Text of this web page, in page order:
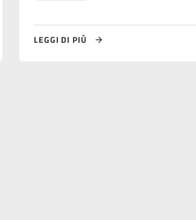
LEGGI DI PIÙ